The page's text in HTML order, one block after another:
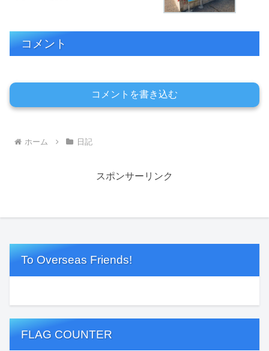
コメント
コメントを書き込む
ホーム 日記
スポンサーリンク
To Overseas Friends!
FLAG COUNTER